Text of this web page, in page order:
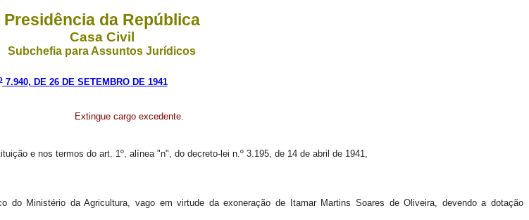
Presidência da República
Casa Civil
Subchefia para Assuntos Jurídicos
7.940, DE 26 DE SETEMBRO DE 1941
Extingue cargo excedente.
e nos termos do art. 1º, alínea "n", do decreto-lei n.º 3.195, de 14 de abril de 1941,
Ministério da Agricultura, vago em virtude da exoneração de Itamar Martins Soares de Oliveira, devendo a dotação